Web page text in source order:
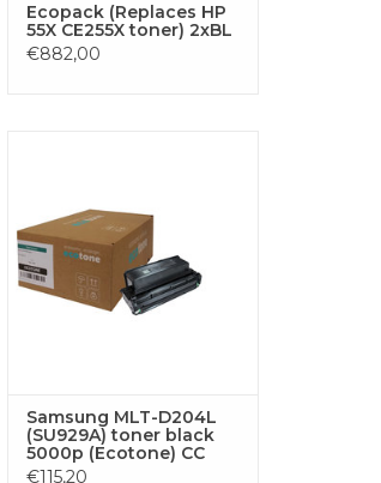
Ecopack (Replaces HP
55X CE255X toner) 2xBL
€882,00
Samsung MLT-D204L
(SU929A) toner black
5000p (Ecotone) CC
€115,20